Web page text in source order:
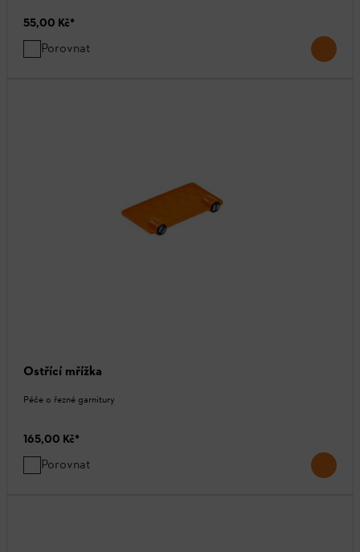
55,00 Kč*
Porovnat
Ostřící mřížka
Péče o řezné garnitury
165,00 Kč*
Porovnat